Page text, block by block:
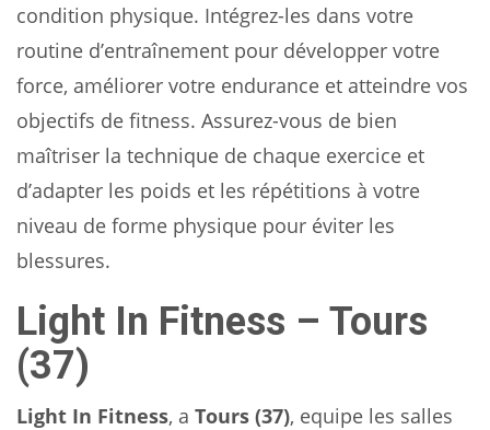
condition physique. Intégrez-les dans votre
routine d’entraînement pour développer votre
force, améliorer votre endurance et atteindre vos
objectifs de fitness. Assurez-vous de bien
maîtriser la technique de chaque exercice et
d’adapter les poids et les répétitions à votre
niveau de forme physique pour éviter les
blessures.
Light In Fitness – Tours
(37)
Light In Fitness, a Tours (37), equipe les salles